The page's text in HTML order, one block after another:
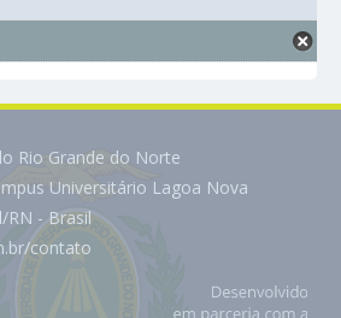
Rio Grande do Norte
Universitário Lagoa Nova
RN - Brasil
contato